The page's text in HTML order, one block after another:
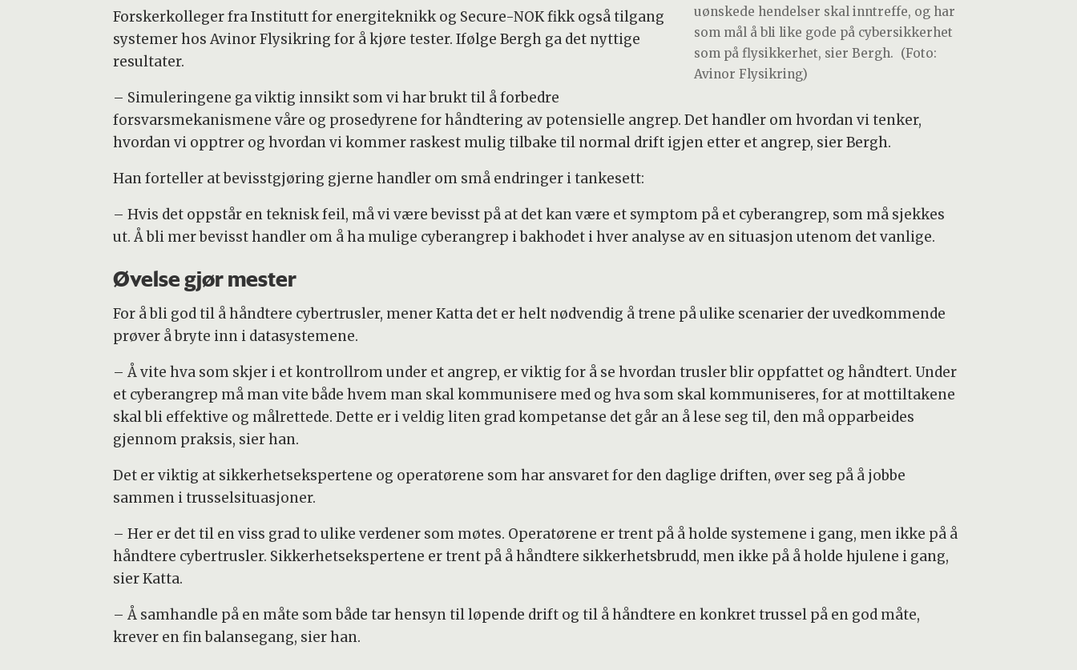
uønskede hendelser skal inntreffe, og har
som mål å bli like gode på cybersikkerhet
som på flysikkerhet, sier Bergh. (Foto:
Avinor Flysikring)
Forskerkolleger fra Institutt for energiteknikk og Secure-NOK fikk også tilgang
systemer hos Avinor Flysikring for å kjøre tester. Ifølge Bergh ga det nyttige
resultater.
– Simuleringene ga viktig innsikt som vi har brukt til å forbedre
forsvarsmekanismene våre og prosedyrene for håndtering av potensielle angrep. Det handler om hvordan vi tenker,
hvordan vi opptrer og hvordan vi kommer raskest mulig tilbake til normal drift igjen etter et angrep, sier Bergh.
Han forteller at bevisstgjøring gjerne handler om små endringer i tankesett:
– Hvis det oppstår en teknisk feil, må vi være bevisst på at det kan være et symptom på et cyberangrep, som må sjekkes
ut. Å bli mer bevisst handler om å ha mulige cyberangrep i bakhodet i hver analyse av en situasjon utenom det vanlige.
Øvelse gjør mester
For å bli god til å håndtere cybertrusler, mener Katta det er helt nødvendig å trene på ulike scenarier der uvedkommende
prøver å bryte inn i datasystemene.
– Å vite hva som skjer i et kontrollrom under et angrep, er viktig for å se hvordan trusler blir oppfattet og håndtert. Under
et cyberangrep må man vite både hvem man skal kommunisere med og hva som skal kommuniseres, for at mottiltakene
skal bli effektive og målrettede. Dette er i veldig liten grad kompetanse det går an å lese seg til, den må opparbeides
gjennom praksis, sier han.
Det er viktig at sikkerhetsekspertene og operatørene som har ansvaret for den daglige driften, øver seg på å jobbe
sammen i trusselsituasjoner.
– Her er det til en viss grad to ulike verdener som møtes. Operatørene er trent på å holde systemene i gang, men ikke på å
håndtere cybertrusler. Sikkerhetsekspertene er trent på å håndtere sikkerhetsbrudd, men ikke på å holde hjulene i gang,
sier Katta.
– Å samhandle på en måte som både tar hensyn til løpende drift og til å håndtere en konkret trussel på en god måte,
krever en fin balansegang, sier han.